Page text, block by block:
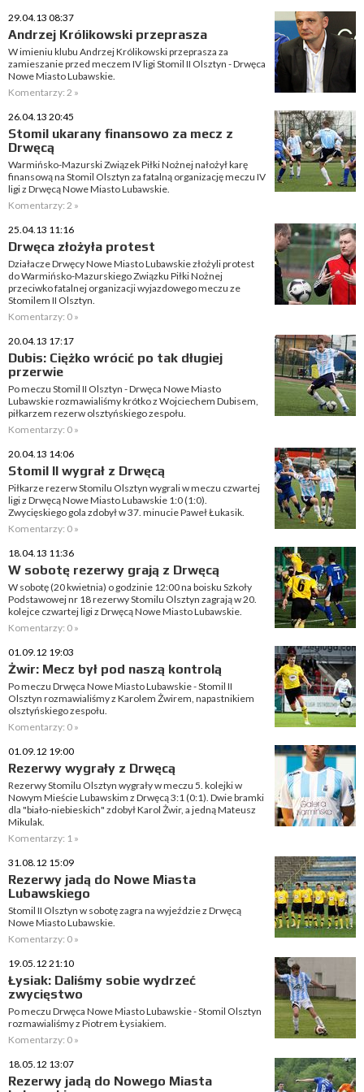
29.04.13 08:37
Andrzej Królikowski przeprasza
W imieniu klubu Andrzej Królikowski przeprasza za
zamieszanie przed meczem IV ligi Stomil II Olsztyn - Drwęca
Nowe Miasto Lubawskie.
Komentarzy: 2 »
26.04.13 20:45
Stomil ukarany finansowo za mecz z
Drwęcą
Warmińsko-Mazurski Związek Piłki Nożnej nałożył karę
finansową na Stomil Olsztyn za fatalną organizację meczu IV
ligi z Drwęcą Nowe Miasto Lubawskie.
Komentarzy: 2 »
25.04.13 11:16
Drwęca złożyła protest
Działacze Drwęcy Nowe Miasto Lubawskie złożyli protest
do Warmińsko-Mazurskiego Związku Piłki Nożnej
przeciwko fatalnej organizacji wyjazdowego meczu ze
Stomilem II Olsztyn.
Komentarzy: 0 »
20.04.13 17:17
Dubis: Ciężko wrócić po tak długiej
przerwie
Po meczu Stomil II Olsztyn - Drwęca Nowe Miasto
Lubawskie rozmawialiśmy krótko z Wojciechem Dubisem,
piłkarzem rezerw olsztyńskiego zespołu.
Komentarzy: 0 »
20.04.13 14:06
Stomil II wygrał z Drwęcą
Piłkarze rezerw Stomilu Olsztyn wygrali w meczu czwartej
ligi z Drwęcą Nowe Miasto Lubawskie 1:0 (1:0).
Zwycięskiego gola zdobył w 37. minucie Paweł Łukasik.
Komentarzy: 0 »
18.04.13 11:36
W sobotę rezerwy grają z Drwęcą
W sobotę (20 kwietnia) o godzinie 12:00 na boisku Szkoły
Podstawowej nr 18 rezerwy Stomilu Olsztyn zagrają w 20.
kolejce czwartej ligi z Drwęcą Nowe Miasto Lubawskie.
Komentarzy: 0 »
01.09.12 19:03
Żwir: Mecz był pod naszą kontrolą
Po meczu Drwęca Nowe Miasto Lubawskie - Stomil II
Olsztyn rozmawialiśmy z Karolem Żwirem, napastnikiem
olsztyńskiego zespołu.
Komentarzy: 0 »
01.09.12 19:00
Rezerwy wygrały z Drwęcą
Rezerwy Stomilu Olsztyn wygrały w meczu 5. kolejki w
Nowym Mieście Lubawskim z Drwęcą 3:1 (0:1). Dwie bramki
dla "biało-niebieskich" zdobył Karol Żwir, a jedną Mateusz
Mikulak.
Komentarzy: 1 »
31.08.12 15:09
Rezerwy jadą do Nowe Miasta
Lubawskiego
Stomil II Olsztyn w sobotę zagra na wyjeździe z Drwęcą
Nowe Miasto Lubawskie.
Komentarzy: 0 »
19.05.12 21:10
Łysiak: Daliśmy sobie wydrzeć
zwycięstwo
Po meczu Drwęca Nowe Miasto Lubawskie - Stomil Olsztyn
rozmawialiśmy z Piotrem Łysiakiem.
Komentarzy: 0 »
18.05.12 13:07
Rezerwy jadą do Nowego Miasta